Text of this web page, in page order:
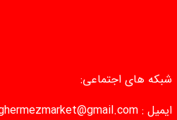
شبکه های اجتماعی:
ایمیل :